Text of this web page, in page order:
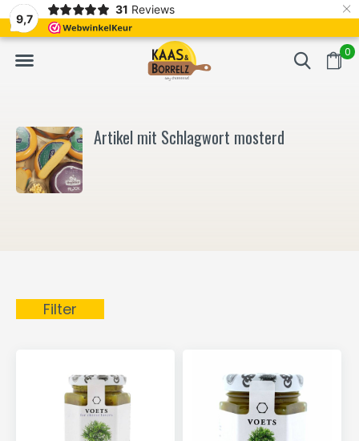
9,7
31 Reviews ×
0
Frisch geschnitten und vakuumverpackt. Meistens Lieferung
Artikel mit Schlagwort mosterd
Filter